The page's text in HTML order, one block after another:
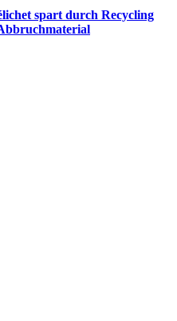
spart durch Recycling